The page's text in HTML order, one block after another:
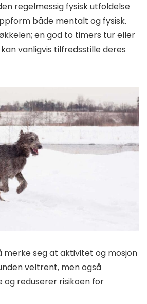
regelmessig fysisk utfoldelse
både mentalt og fysisk.
en god to timers tur eller
vanligvis tilfredsstille deres
merke seg at aktivitet og mosjon
veltrent, men også
og reduserer risikoen for